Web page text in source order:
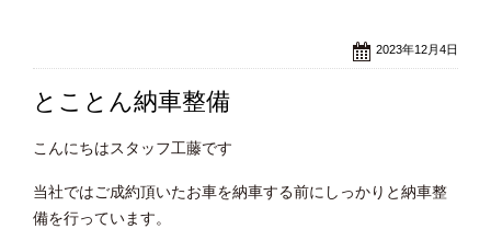
2023年12月4日
とことん納車整備
こんにちはスタッフ工藤です
当社ではご成約頂いたお車を納車する前にしっかりと納車整
備を行っています。